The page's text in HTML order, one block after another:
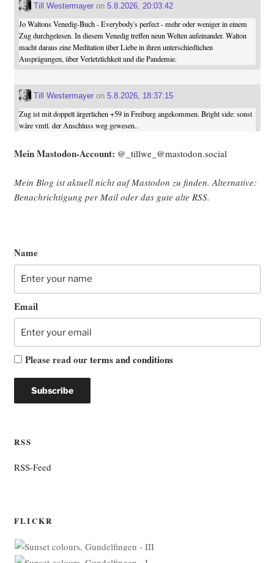
Till Westermayeron 5.8.2026, 20:03:42
Jo Waltons Venedig-Buch - Everybody's perfect - mehr oder weniger in einem
Zug durchgelesen. In diesem Venedig treffen neun Welten aufeinander. Walton
macht daraus eine Meditation über Liebe in ihren unterschiedlichen
Ausprägungen, über Verletzlichkeit und die Pandemie.
Till Westermayeron 5.8.2026, 18:37:15
Zug ist mit doppelt ärgerlichen +59 in Freiburg angekommen. Bright side: sonst
wäre vmtl. der Anschluss weg gewesen..
Mein Mast­o­don-Account: @_tillwe_@mastodon.social
Mein Blog ist aktu­ell nicht auf Mast­o­don zu fin­den. Alter­na­ti­ve:
Benach­rich­ti­gung per Mail oder das gute alte RSS.
Name
Email
Please read ourterms and conditions
RSS
RSS-Feed
FLICKR